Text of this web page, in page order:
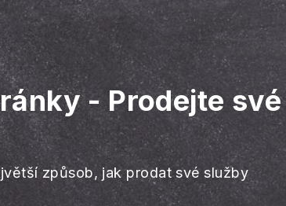
-Prodejte
způsob, jak prodat své služby